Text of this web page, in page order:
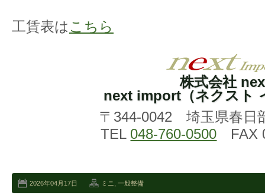
工賃表は こちら
株式会社
next import（ネクスト
〒344-0042 埼玉県春日
TEL 048-760-0500 FAX
2026年04月17日 ミニ 一般整備